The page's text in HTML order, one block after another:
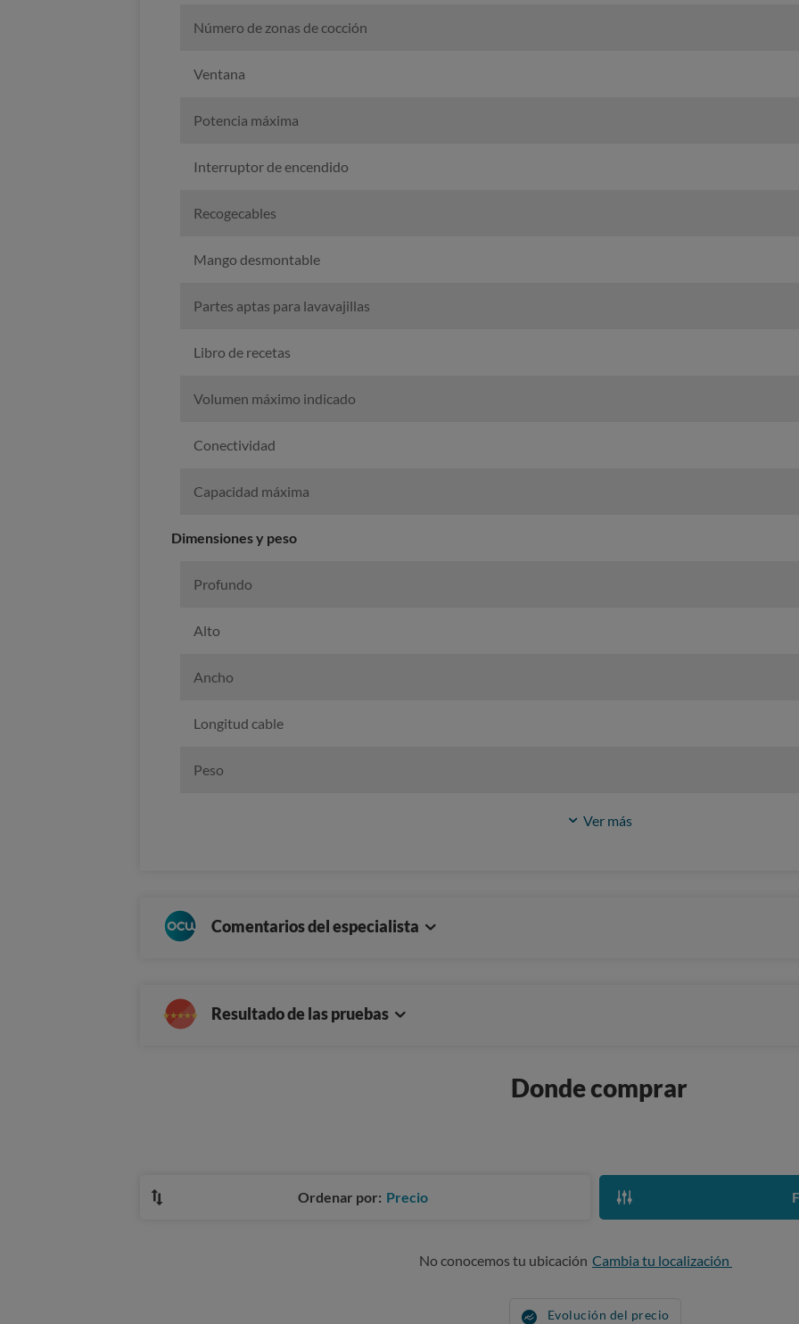
Número de zonas de cocción
Ventana
Potencia máxima
Interruptor de encendido
Recogecables
Mango desmontable
Partes aptas para lavavajillas
Libro de recetas
Volumen máximo indicado
Conectividad
Capacidad máxima
Dimensiones y peso
Profundo
Alto
Ancho
Longitud cable
Peso
Ver más
Comentarios del especialista
Resultado de las pruebas
Donde comprar
Ordenar por: Precio
No conocemos tu ubicación Cambia tu localización
Evolución del precio